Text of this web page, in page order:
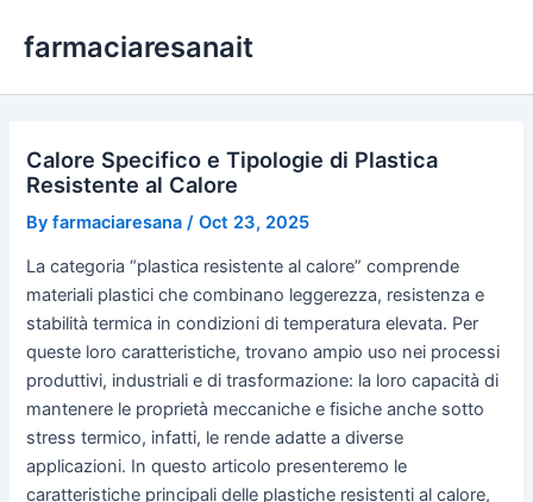
farmaciaresanait
Calore Specifico e Tipologie di Plastica
Resistente al Calore
Byfarmaciaresana /Oct 23, 2025
La categoria “plastica resistente al calore” comprende
materiali plastici che combinano leggerezza, resistenza e
stabilità termica in condizioni di temperatura elevata. Per
queste loro caratteristiche, trovano ampio uso nei processi
produttivi, industriali e di trasformazione: la loro capacità di
mantenere le proprietà meccaniche e fisiche anche sotto
stress termico, infatti, le rende adatte a diverse
applicazioni. In questo articolo presenteremo le
caratteristiche principali delle plastiche resistenti al calore,